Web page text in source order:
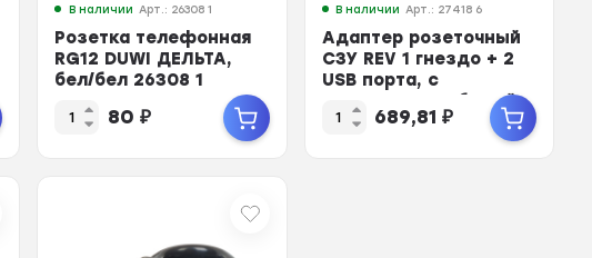
В наличии Арт.: 26308 1
Розетка телефонная
RG12 DUWI ДЕЛЬТА,
бел/бел 26308 1
80 ₽
В наличии Арт.: 27418 6
Адаптер розеточный
СЗУ REV 1 гнездо + 2
USB порта, с
заземлением, белый,
16A,...689,81₽